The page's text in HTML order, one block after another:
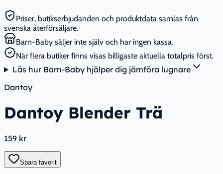
Priser, butikserbjudanden och produktdata samlas från
svenska återförsäljare.
Barn-Baby säljer inte själv och har ingen kassa.
När flera butiker finns visas billigaste aktuella totalpris först.
Läs hur Barn-Baby hjälper dig jämföra lugnare
Dantoy
Dantoy Blender Trä
159 kr
Spara favorit